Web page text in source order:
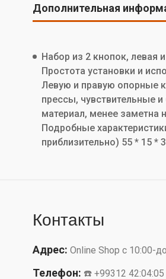
Дополнительная
Набор из 2 кнопок, левая
Простота установки и
Левую и правую опорные
прессы, чувствительные
материал, менее заметна
Подробные
приблизительно) 55 * 15 *
Контакты
Адрес: Online Shop с 10:00-
Телефон: ☎️ +99312 42:04:05